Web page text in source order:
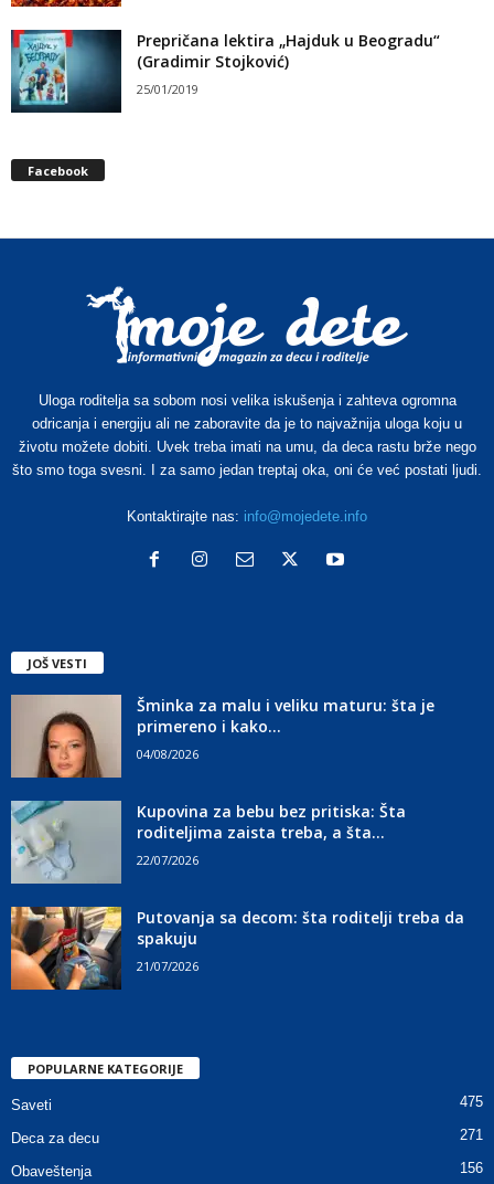
Prepričana lektira „Hajduk u Beogradu“
(Gradimir Stojković)
25/01/2019
Facebook
Uloga roditelja sa sobom nosi velika iskušenja i zahteva ogromna
odricanja i energiju ali ne zaboravite da je to najvažnija uloga koju u
životu možete dobiti. Uvek treba imati na umu, da deca rastu brže nego
što smo toga svesni. I za samo jedan treptaj oka, oni će već postati ljudi.
Kontaktirajte nas: info@mojedete.info
JOŠ VESTI
Šminka za malu i veliku maturu: šta je
primereno i kako...
04/08/2026
Kupovina za bebu bez pritiska: Šta
roditeljima zaista treba, a šta...
22/07/2026
Putovanja sa decom: šta roditelji treba da
spakuju
21/07/2026
POPULARNE KATEGORIJE
Saveti 475
Deca za decu 271
Obaveštenja 156